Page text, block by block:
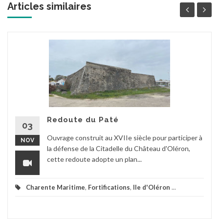
Articles similaires
03
NOV
Redoute du Paté
Ouvrage construit au XVIIe siècle pour participer à
la défense de la Citadelle du Château d'Oléron,
cette redoute adopte un plan...
Charente Maritime, Fortifications, Ile d'Oléron ...